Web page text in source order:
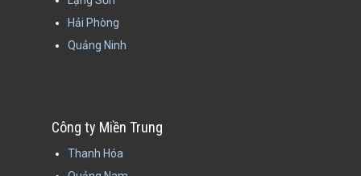
Hải Phòng
Quảng Ninh
Công ty Miền Trung
Thanh Hóa